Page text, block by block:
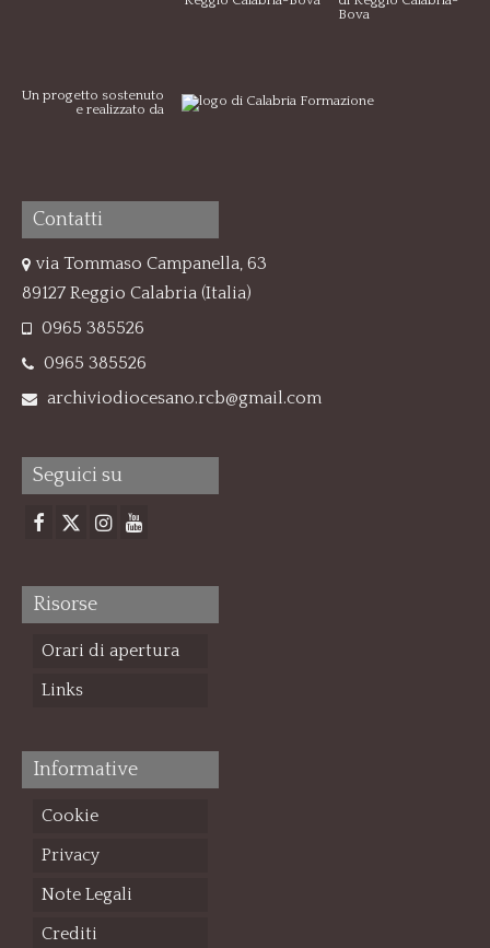
Bova
Un progetto sostenuto
e realizzato da
Contatti
via Tommaso Campanella, 63
89127 Reggio Calabria (Italia)
0965 385526
0965 385526
archiviodiocesano.rcb@gmail.com
Seguici su
Risorse
Orari di apertura
Links
Informative
Cookie
Privacy
Note Legali
Crediti